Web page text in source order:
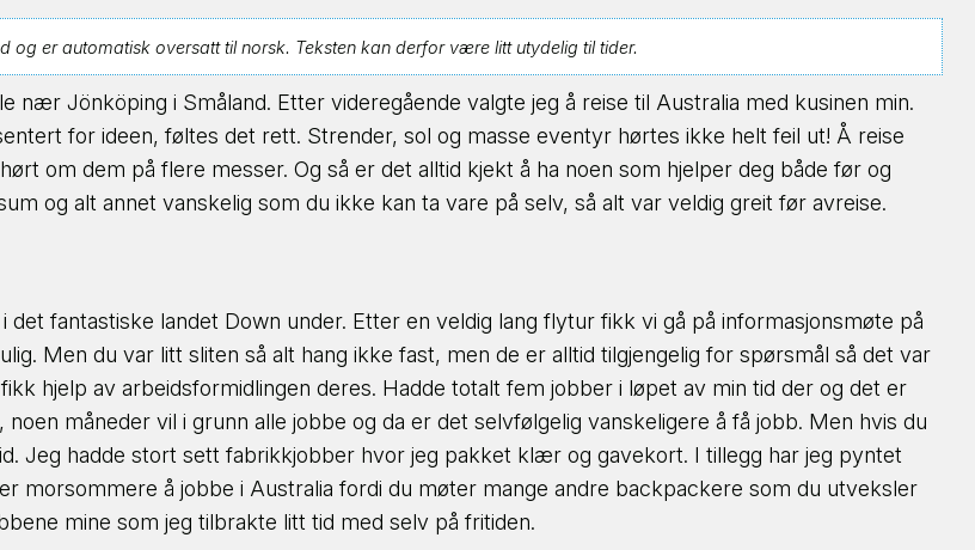
og er automatisk oversatt til norsk. Teksten kan derfor være litt utydelig til tider.
nær Jönköping i Småland. Etter videregående valgte jeg å reise til Australia med kusinen min.
for ideen, føltes det rett. Strender, sol og masse eventyr hørtes ikke helt feil ut! Å reise
om dem på flere messer. Og så er det alltid kjekt å ha noen som hjelper deg både før og
og alt annet vanskelig som du ikke kan ta vare på selv, så alt var veldig greit før avreise.
fantastiske landet Down under. Etter en veldig lang flytur fikk vi gå på informasjonsmøte på
Men du var litt sliten så alt hang ikke fast, men de er alltid tilgjengelig for spørsmål så det var
hjelp av arbeidsformidlingen deres. Hadde totalt fem jobber i løpet av min tid der og det er
måneder vil i grunn alle jobbe og da er det selvfølgelig vanskeligere å få jobb. Men hvis du
Jeg hadde stort sett fabrikkjobber hvor jeg pakket klær og gavekort. I tillegg har jeg pyntet
morsommere å jobbe i Australia fordi du møter mange andre backpackere som du utveksler
mine som jeg tilbrakte litt tid med selv på fritiden.